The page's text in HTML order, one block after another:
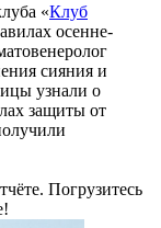
«Клуб
осенне-
сияния и
узнали о
защиты от
Погрузитесь